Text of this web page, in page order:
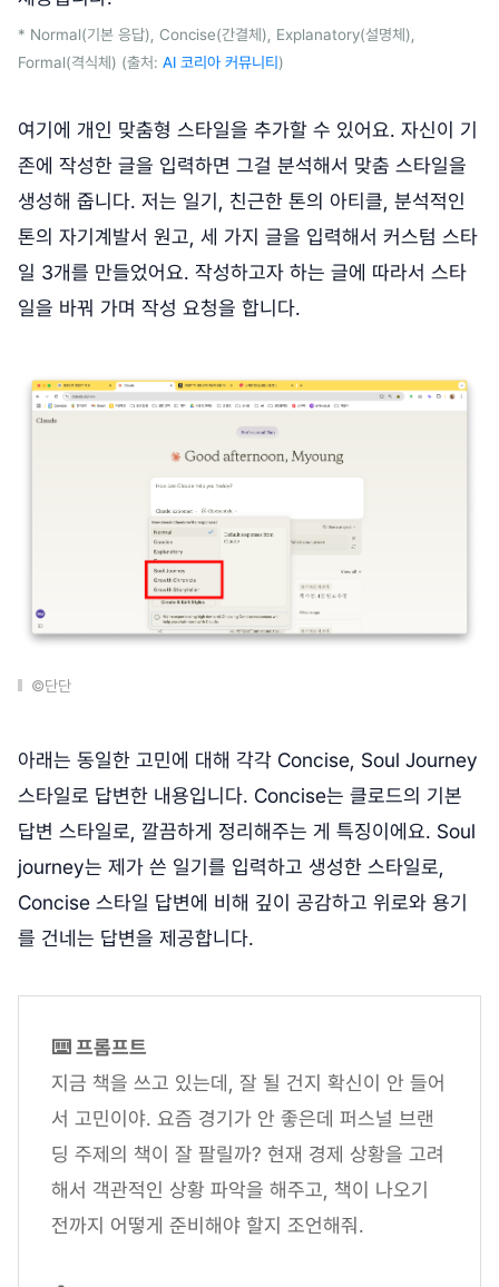
* Normal(기본 응답), Concise(간결체), Explanatory(설명체),
Formal(격식체) (출처: AI 코리아 커뮤니티 )
여기에 개인 맞춤형 스타일을 추가할 수 있어요. 자신이 기
존에 작성한 글을 입력하면 그걸 분석해서 맞춤 스타일을
생성해 줍니다. 저는 일기, 친근한 톤의 아티클, 분석적인
톤의 자기계발서 원고, 세 가지 글을 입력해서 커스텀 스타
일 3개를 만들었어요. 작성하고자 하는 글에 따라서 스타
일을 바꿔 가며 작성 요청을 합니다.
©단단
아래는 동일한 고민에 대해 각각 Concise, Soul Journey
스타일로 답변한 내용입니다. Concise는 클로드의 기본
답변 스타일로, 깔끔하게 정리해주는 게 특징이에요. Soul
journey는 제가 쓴 일기를 입력하고 생성한 스타일로,
Concise 스타일 답변에 비해 깊이 공감하고 위로와 용기
를 건네는 답변을 제공합니다.
⌨️ 프롬프트
지금 책을 쓰고 있는데, 잘 될 건지 확신이 안 들어
서 고민이야. 요즘 경기가 안 좋은데 퍼스널 브랜
딩 주제의 책이 잘 팔릴까? 현재 경제 상황을 고려
해서 객관적인 상황 파악을 해주고, 책이 나오기
전까지 어떻게 준비해야 할지 조언해줘.